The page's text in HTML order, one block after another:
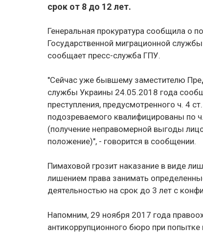
срок от 8 до 12 лет.
Генеральная прокуратура сообщила о
Государственной миграционной
сообщает пресс-служба ГПУ.
"Сейчас уже бывшему заместителю
службы Украины 24.05.2018 года
преступления, предусмотренного ч. 4
подозреваемого квалифицированы по
(получение неправомерной выгоды
положение)", - говорится в сообщении.
Пимаховой грозит наказание в виде
лишением права занимать
деятельностью на срок до 3 лет с
Напомним, 29 ноября 2017 года
антикоррупционного бюро при